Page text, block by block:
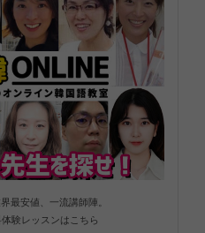
最安値、一流講師陣。
験レッスンはこちら